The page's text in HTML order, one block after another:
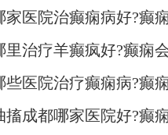
!
家医院治癫痫病好?癫
里治疗羊癫疯好?癫痫
些医院治疗癫痫病?癫
吗?
搐成都哪家医院好?癫